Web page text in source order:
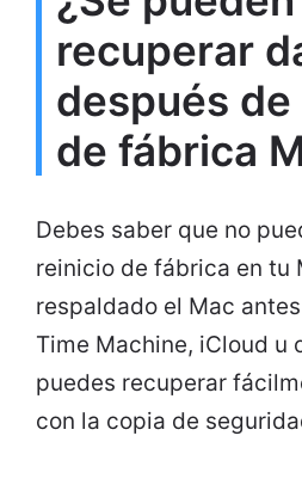
recuperar
después
de fábrica
Debes saber que no
reinicio de fábrica en tu
respaldado el Mac
Time Machine, iCloud u
puedes recuperar
con la copia de